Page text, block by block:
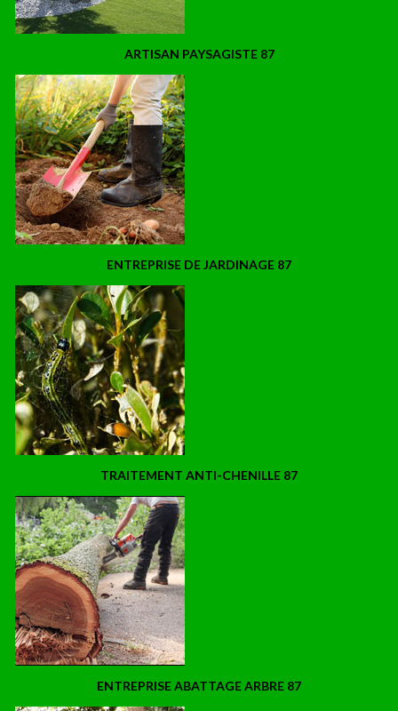
ARTISAN PAYSAGISTE 87
ENTREPRISE DE JARDINAGE 87
TRAITEMENT ANTI-CHENILLE 87
ENTREPRISE ABATTAGE ARBRE 87